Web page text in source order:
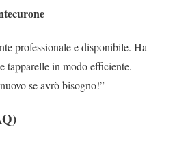
professionale e disponibile. Ha
tapparelle in modo efficiente.
se avrò bisogno!”